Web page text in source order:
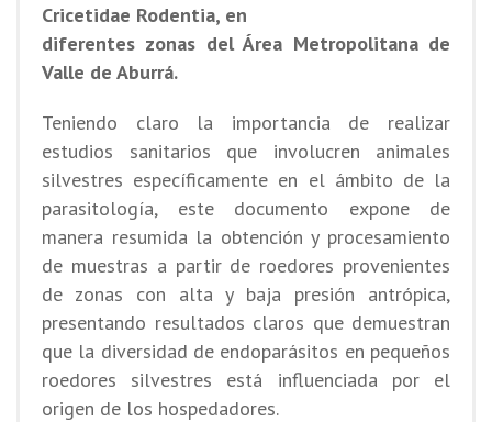
Cricetidae Rodentia, en
diferentes zonas del Área Metropolitana de
Valle de Aburrá.
Teniendo claro la importancia de realizar
estudios sanitarios que involucren animales
silvestres específicamente en el ámbito de la
parasitología, este documento expone de
manera resumida la obtención y procesamiento
de muestras a partir de roedores provenientes
de zonas con alta y baja presión antrópica,
presentando resultados claros que demuestran
que la diversidad de endoparásitos en pequeños
roedores silvestres está influenciada por el
origen de los hospedadores.